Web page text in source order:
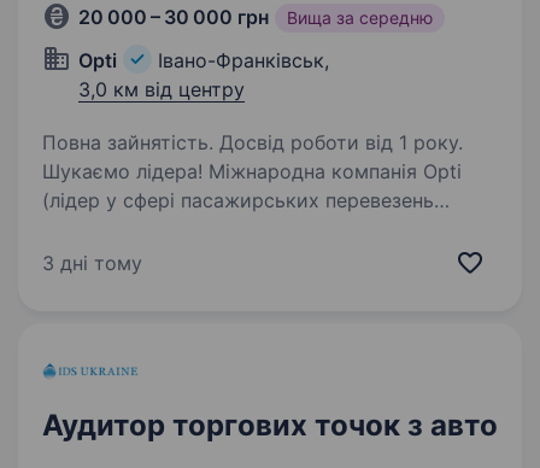
20 000 – 30 000 грн Вища за середню
Opti
Івано-Франківськ,
3,0 км від центру
Повна зайнятість. Досвід роботи від 1 року.
Шукаємо лідера! Міжнародна компанія Opti
(лідер у сфері пасажирських перевезень
команди амбітного Team Lead Call Center, який
3 дні тому
Аудитор торгових точок з авто